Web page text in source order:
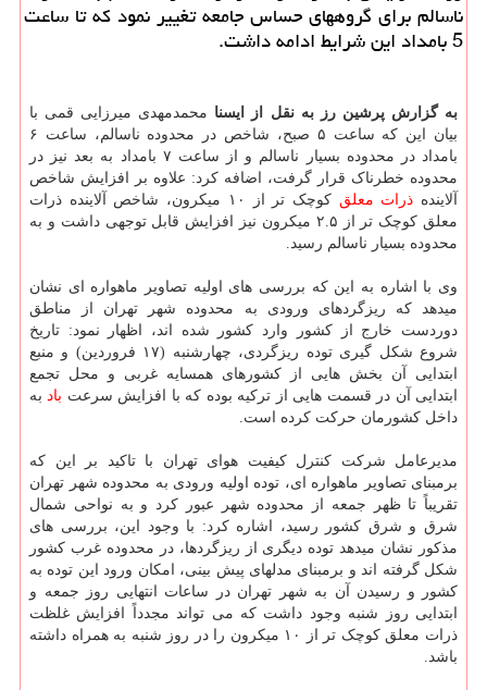
ناسالم برای گروههای حساس جامعه تغییر نمود که تا ساعت
5 بامداد این شرایط ادامه داشت.
به گزارش پرشین رز به نقل از ایسنا محمدمهدی میرزایی قمی با
بیان این که ساعت ۵ صبح، شاخص در محدوده ناسالم، ساعت ۶
بامداد در محدوده بسیار ناسالم و از ساعت ۷ بامداد به بعد نیز در
محدوده خطرناک قرار گرفت، اضافه کرد: علاوه بر افزایش شاخص
آلاینده ذرات معلق
کوچک تر از ۱۰ میکرون، شاخص آلاینده ذرات
معلق کوچک تر از ۲.۵ میکرون نیز افزایش قابل توجهی داشت و به
محدوده بسیار ناسالم رسید.
وی با اشاره به این که بررسی های اولیه تصاویر ماهواره ای نشان
میدهد که ریزگردهای ورودی به محدوده شهر تهران از مناطق
دوردست خارج از کشور وارد کشور شده اند، اظهار نمود: تاریخ
شروع شکل گیری توده ریزگردی، چهارشنبه (۱۷ فروردین) و منبع
ابتدایی آن بخش هایی از کشورهای همسایه غربی و محل تجمع
ابتدایی آن در قسمت هایی از ترکیه بوده که با افزایش سرعت باد به
داخل کشورمان حرکت کرده است.
مدیرعامل شرکت کنترل کیفیت هوای تهران با تاکید بر این که
برمبنای تصاویر ماهواره ای، توده اولیه ورودی به محدوده شهر تهران
تقریباً تا ظهر جمعه از محدوده شهر عبور کرد و به نواحی شمال
شرق و شرق کشور رسید، اشاره کرد: با وجود این، بررسی های
مذکور نشان میدهد توده دیگری از ریزگردها، در محدوده غرب کشور
شکل گرفته اند و برمبنای مدلهای پیش بینی، امکان ورود این توده به
کشور و رسیدن آن به شهر تهران در ساعات انتهایی روز جمعه و
ابتدایی روز شنبه وجود داشت که می تواند مجدداً افزایش غلظت
ذرات معلق کوچک تر از ۱۰ میکرون را در روز شنبه به همراه داشته
باشد.